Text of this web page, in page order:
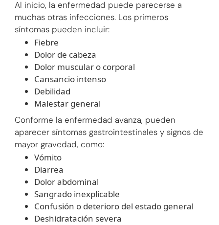
Al inicio, la enfermedad puede parecerse a
muchas otras infecciones. Los primeros
síntomas pueden incluir:
Fiebre
Dolor de cabeza
Dolor muscular o corporal
Cansancio intenso
Debilidad
Malestar general
Conforme la enfermedad avanza, pueden
aparecer síntomas gastrointestinales y signos de
mayor gravedad, como:
Vómito
Diarrea
Dolor abdominal
Sangrado inexplicable
Confusión o deterioro del estado general
Deshidratación severa